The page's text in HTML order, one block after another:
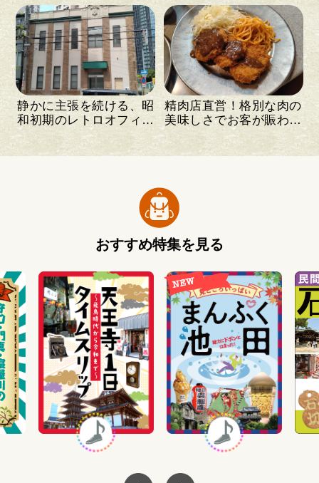
静かに主張を続ける、昭
和初期のレトロオフィス
ビル
精肉店直営！格別な肉の
美味しさでお客が賑わう
洋食店
おすすめ特集を見る